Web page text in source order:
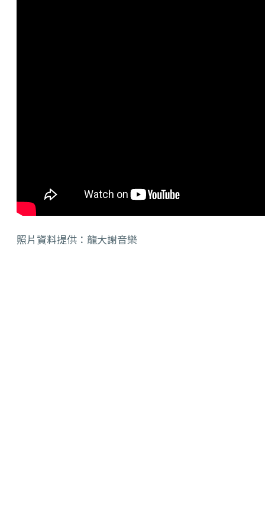
照片資料提供：龍大謝音樂